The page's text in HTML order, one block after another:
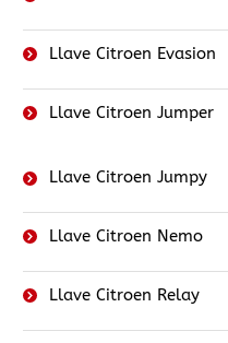
Llave Citroen Evasion
Llave Citroen Jumper
Llave Citroen Jumpy
Llave Citroen Nemo
Llave Citroen Relay